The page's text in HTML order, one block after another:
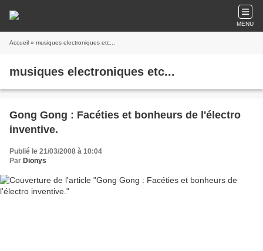
MENU
Accueil » musiques electroniques etc...
musiques electroniques etc...
Gong Gong : Facéties et bonheurs de l'électro
inventive.
Publié le 21/03/2008 à 10:04
Par Dionys